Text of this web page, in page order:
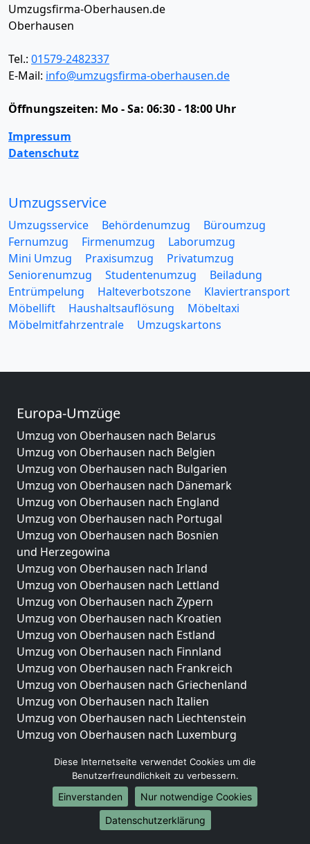
Umzugsfirma-Oberhausen.de
Oberhausen
Tel.: 01579-2482337
E-Mail: info@umzugsfirma-oberhausen.de
Öffnungszeiten: Mo - Sa: 06:30 - 18:00 Uhr
Impressum
Datenschutz
Umzugsservice
Umzugsservice Behördenumzug
Büroumzug
Fernumzug
Firmenumzug
Laborumzug
Mini Umzug
Praxisumzug
Privatumzug
Seniorenumzug
Studentenumzug
Beiladung
Entrümpelung
Halteverbotszone
Klaviertransport
Möbellift
Haushaltsauflösung
Möbeltaxi
Möbelmitfahrzentrale
Umzugskartons
Europa-Umzüge
Umzug von Oberhausen nach Belarus
Umzug von Oberhausen nach Belgien
Umzug von Oberhausen nach Bulgarien
Umzug von Oberhausen nach Dänemark
Umzug von Oberhausen nach England
Umzug von Oberhausen nach Portugal
Umzug von Oberhausen nach Bosnien
und Herzegowina
Umzug von Oberhausen nach Irland
Umzug von Oberhausen nach Lettland
Umzug von Oberhausen nach Zypern
Umzug von Oberhausen nach Kroatien
Umzug von Oberhausen nach Estland
Umzug von Oberhausen nach Finnland
Umzug von Oberhausen nach Frankreich
Umzug von Oberhausen nach Griechenland
Umzug von Oberhausen nach Italien
Umzug von Oberhausen nach Liechtenstein
Umzug von Oberhausen nach Luxemburg
Umzug von Oberhausen nach Norwegen
Umzüge-Deutschlandweit
Umzug von Oberhausen nach Berlin
Umzug von Oberhausen nach Hamburg
Diese Internetseite verwendet Cookies um die
Benutzerfreundlichkeit zu verbessern.
Einverstanden
Nur notwendige Cookies
Datenschutzerklärung